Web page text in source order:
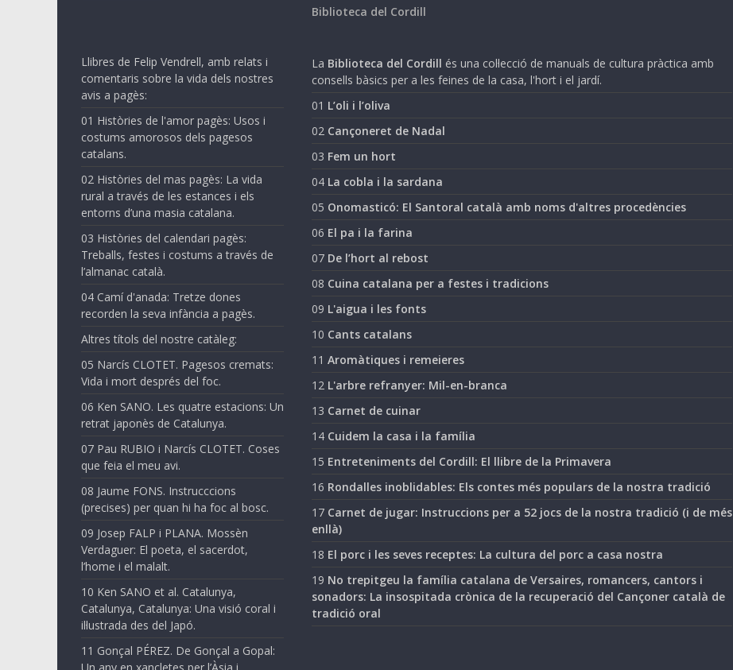
Llibres de Felip Vendrell, amb relats i
comentaris sobre la vida dels nostres
avis a pagès:
01 Històries de l'amor pagès: Usos i
costums amorosos dels pagesos
catalans.
02 Històries del mas pagès: La vida
rural a través de les estances i els
entorns d’una masia catalana.
03 Històries del calendari pagès:
Treballs, festes i costums a través de
l’almanac català.
04 Camí d'anada: Tretze dones
recorden la seva infància a pagès.
Altres títols del nostre catàleg:
05 Narcís CLOTET. Pagesos cremats:
Vida i mort després del foc.
06 Ken SANO. Les quatre estacions: Un
retrat japonès de Catalunya.
07 Pau RUBIO i Narcís CLOTET. Coses
que feia el meu avi.
08 Jaume FONS. Instrucccions
(precises) per quan hi ha foc al bosc.
09 Josep FALP i PLANA. Mossèn
Verdaguer: El poeta, el sacerdot,
l’home i el malalt.
10 Ken SANO et al. Catalunya,
Catalunya, Catalunya: Una visió coral i
il·lustrada des del Japó.
11 Gonçal PÉREZ. De Gonçal a Gopal:
Un any en xancletes per l’Àsia i
Biblioteca del Cordill
La Biblioteca del Cordill és una col·lecció de manuals de cultura pràctica amb
consells bàsics per a les feines de la casa, l'hort i el jardí.
01 L’oli i l’oliva
02 Cançoneret de Nadal
03 Fem un hort
04 La cobla i la sardana
05 Onomasticó: El Santoral català amb noms d'altres procedències
06 El pa i la farina
07 De l’hort al rebost
08 Cuina catalana per a festes i tradicions
09 L'aigua i les fonts
10 Cants catalans
11 Aromàtiques i remeieres
12 L'arbre refranyer: Mil-en-branca
13 Carnet de cuinar
14 Cuidem la casa i la família
15 Entreteniments del Cordill: El llibre de la Primavera
16 Rondalles inoblidables: Els contes més populars de la nostra tradició
17 Carnet de jugar: Instruccions per a 52 jocs de la nostra tradició (i de més
enllà)
18 El porc i les seves receptes: La cultura del porc a casa nostra
19 No trepitgeu la família catalana de Versaires, romancers, cantors i
sonadors: La insospitada crònica de la recuperació del Cançoner català de
tradició oral